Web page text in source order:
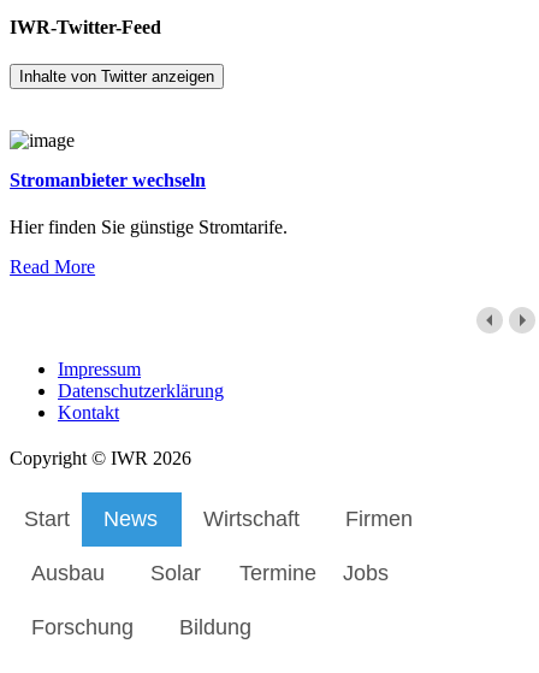
IWR-Twitter-Feed
Inhalte von Twitter anzeigen
Stromanbieter wechseln
Hier finden Sie günstige Stromtarife.
Read More
Impressum
Datenschutzerklärung
Kontakt
Copyright © IWR 2026
Start News Wirtschaft Firmen
Ausbau Solar Termine Jobs
Forschung Bildung